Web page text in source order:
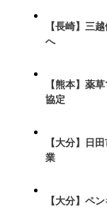
【長崎】三
へ
【熊本】薬
協定
【大分】日
業
【大分】ペ